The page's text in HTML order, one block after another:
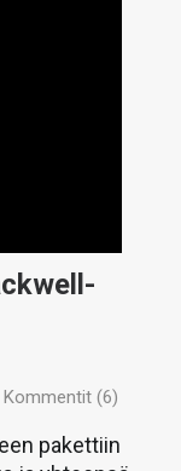
Kommentit (6)
pakettiin